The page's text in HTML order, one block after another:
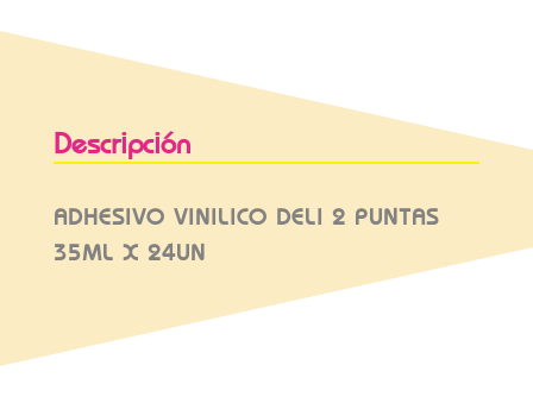
Descripción
ADHESIVO VINILICO DELI 2 PUNTAS
35ML X 24UN